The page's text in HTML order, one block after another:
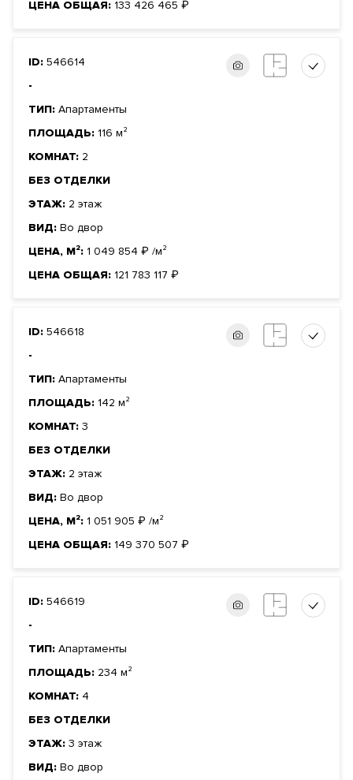
ЦЕНА ОБЩАЯ: 133 426 465 ₽
ID: 546614
-
ТИП: Апартаменты
ПЛОЩАДЬ: 116 м²
КОМНАТ: 2
БЕЗ ОТДЕЛКИ
ЭТАЖ: 2 этаж
ВИД: Во двор
ЦЕНА, М²: 1 049 854 ₽ /м²
ЦЕНА ОБЩАЯ: 121 783 117 ₽
ID: 546618
-
ТИП: Апартаменты
ПЛОЩАДЬ: 142 м²
КОМНАТ: 3
БЕЗ ОТДЕЛКИ
ЭТАЖ: 2 этаж
ВИД: Во двор
ЦЕНА, М²: 1 051 905 ₽ /м²
ЦЕНА ОБЩАЯ: 149 370 507 ₽
ID: 546619
-
ТИП: Апартаменты
ПЛОЩАДЬ: 234 м²
КОМНАТ: 4
БЕЗ ОТДЕЛКИ
ЭТАЖ: 3 этаж
ВИД: Во двор